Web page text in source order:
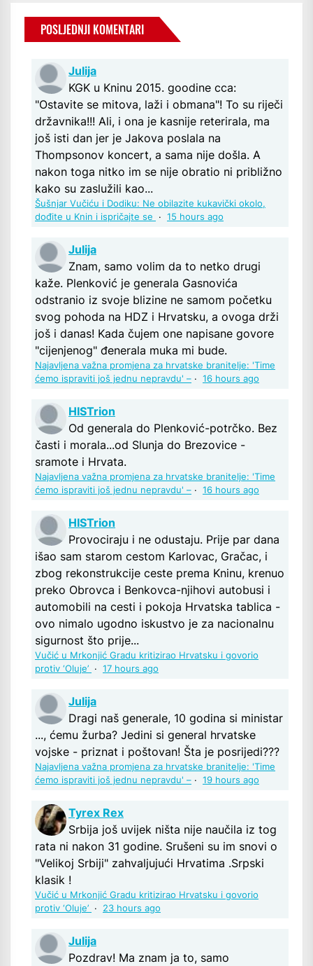
POSLJEDNJI KOMENTARI
Julija
KGK u Kninu 2015. goodine cca:
"Ostavite se mitova, laži i obmana"! To su riječi
državnika!!! Ali, i ona je kasnije reterirala, ma
još isti dan jer je Jakova poslala na
Thompsonov koncert, a sama nije došla. A
nakon toga nitko im se nije obratio ni približno
kako su zaslužili kao...
Šušnjar Vučiću i Dodiku: Ne obilazite kukavički okolo,
dođite u Knin i ispričajte se
· 15 hours ago
Julija
Znam, samo volim da to netko drugi
kaže. Plenković je generala Gasnovića
odstranio iz svoje blizine ne samom početku
svog pohoda na HDZ i Hrvatsku, a ovoga drži
još i danas! Kada čujem one napisane govore
"cijenjenog" đenerala muka mi bude.
Najavljena važna promjena za hrvatske branitelje: 'Time
ćemo ispraviti još jednu nepravdu' – · 16 hours ago
HISTrion
Od generala do Plenković-potrčko. Bez
časti i morala...od Slunja do Brezovice -
sramote i Hrvata.
Najavljena važna promjena za hrvatske branitelje: 'Time
ćemo ispraviti još jednu nepravdu' – · 16 hours ago
HISTrion
Provociraju i ne odustaju. Prije par dana
išao sam starom cestom Karlovac, Gračac, i
zbog rekonstrukcije ceste prema Kninu, krenuo
preko Obrovca i Benkovca-njihovi autobusi i
automobili na cesti i pokoja Hrvatska tablica -
ovo nimalo ugodno iskustvo je za nacionalnu
sigurnost što prije...
Vučić u Mrkonjić Gradu kritizirao Hrvatsku i govorio
protiv ‘Oluje’ · 17 hours ago
Julija
Dragi naš generale, 10 godina si ministar
..., ćemu žurba? Jedini si general hrvatske
vojske - priznat i poštovan! Šta je posrijedi???
Najavljena važna promjena za hrvatske branitelje: 'Time
ćemo ispraviti još jednu nepravdu' – · 19 hours ago
Tyrex Rex
Srbija još uvijek ništa nije naučila iz tog
rata ni nakon 31 godine. Srušeni su im snovi o
"Velikoj Srbiji" zahvaljujući Hrvatima .Srpski
klasik !
Vučić u Mrkonjić Gradu kritizirao Hrvatsku i govorio
protiv ‘Oluje’ · 23 hours ago
Julija
Pozdrav! Ma znam ja to, samo